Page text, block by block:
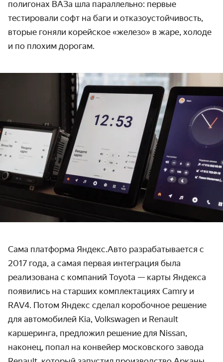
полигонах ВАЗа шла параллельно: первые
тестировали софт на баги и отказоустойчивость,
вторые гоняли корейское «железо» в жаре, холоде
и по плохим дорогам.
Сама платформа Яндекс.Авто разрабатывается с
2017 года, а самая первая интеграция была
реализована с компаний Toyota — карты Яндекса
появились на старших комплектациях Camry и
RAV4. Потом Яндекс сделал коробочное решение
для автомобилей Kia, Volkswagen и Renault
каршеринга, предложил решение для Nissan,
наконец, попал на конвейер московского завода